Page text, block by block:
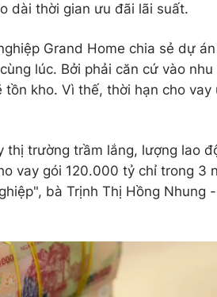
dài thời gian ưu đãi lãi suất.
Grand Home chia sẻ dự
lúc. Bởi phải căn cứ vào
tồn kho. Vì thế, thời hạn cho
thị trường trầm lắng, lượng lao
vay gói 120.000 tỷ chỉ trong 3
bà Trịnh Thị Hồng Nhung